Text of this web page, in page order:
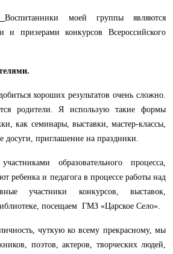
Воспитанники моей группы являются
и призерами конкурсов Всероссийского
хороших результатов очень сложно.
родители. Я использую такие формы
как семинары, выставки, мастер-классы,
досуги, приглашение на праздники.
образовательного процесса,
ребенка и педагога в процессе работы над
участники конкурсов, выставок,
посещаем ГМЗ «Царское Село».
чуткую ко всему прекрасному, мы
поэтов, актеров, творческих людей,